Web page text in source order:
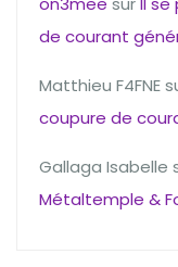
de courant
Matthieu F4FNE
coupure de
Gallaga Isabelle
Métaltemple &